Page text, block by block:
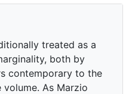
treated as a
both by
contemporary to the
As Marzio